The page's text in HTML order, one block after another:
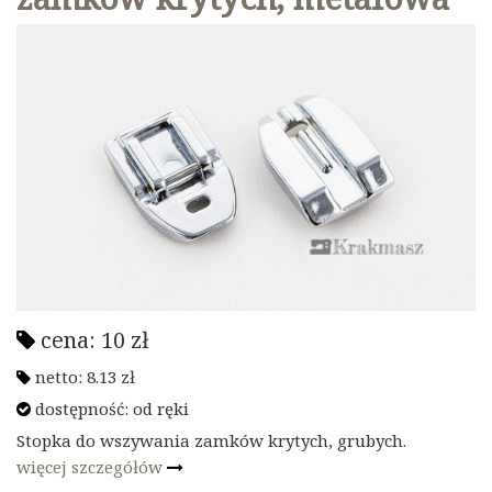
cena: 10 zł
netto: 8.13 zł
dostępność: od ręki
Stopka do wszywania zamków krytych, grubych.
więcej szczegółów